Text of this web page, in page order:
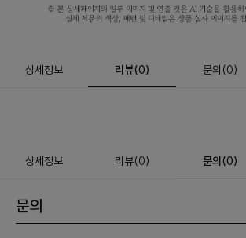
상세정보 리뷰(0) 문의 (0)
상세정보 리뷰(0) 문의(0)
문의